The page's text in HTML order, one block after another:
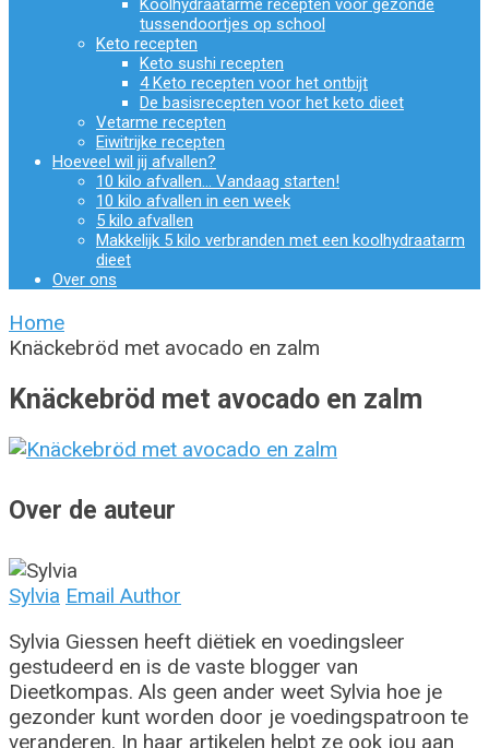
Koolhydraatarme recepten voor gezonde
tussendoortjes op school
Keto recepten
Keto sushi recepten
4 Keto recepten voor het ontbijt
De basisrecepten voor het keto dieet
Vetarme recepten
Eiwitrijke recepten
Hoeveel wil jij afvallen?
10 kilo afvallen… Vandaag starten!
10 kilo afvallen in een week
5 kilo afvallen
Makkelijk 5 kilo verbranden met een koolhydraatarm
dieet
Over ons
Home
Knäckebröd met avocado en zalm
Knäckebröd met avocado en zalm
Over de auteur
Sylvia Email Author
Sylvia Giessen heeft diëtiek en voedingsleer
gestudeerd en is de vaste blogger van
Dieetkompas. Als geen ander weet Sylvia hoe je
gezonder kunt worden door je voedingspatroon te
veranderen. In haar artikelen helpt ze ook jou aan